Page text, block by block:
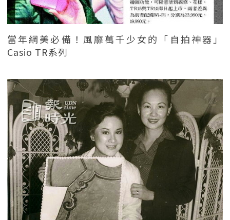
當年網美必備！風靡萬千少女的「自拍神器」
Casio TR系列